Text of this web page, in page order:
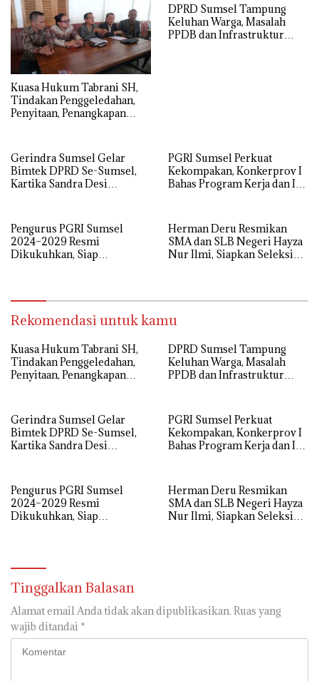
‎Kuasa Hukum Tabrani SH,
Tindakan Penggeledahan,
Penyitaan, Penangkapan
Melalui Mekanisme
Praperadilan
DPRD Sumsel Tampung
Keluhan Warga, Masalah
PPDB dan Infrastruktur
Gerindra Sumsel Gelar
Bimtek DPRD Se-Sumsel,
Kartika Sandra Desi
PGRI Sumsel Perkuat
Kekompakan, Konkerprov I
Bahas Program Kerja dan Isu
Pengurus PGRI Sumsel
2024–2029 Resmi
Dikukuhkan, Siap
Herman Deru Resmikan
SMA dan SLB Negeri Hayza
Nur Ilmi, Siapkan Seleksi
Rekomendasi untuk kamu
‎Kuasa Hukum Tabrani SH,
Tindakan Penggeledahan,
Penyitaan, Penangkapan
Melalui Mekanisme
Praperadilan
DPRD Sumsel Tampung
Keluhan Warga, Masalah
PPDB dan Infrastruktur
Gerindra Sumsel Gelar
Bimtek DPRD Se-Sumsel,
Kartika Sandra Desi
PGRI Sumsel Perkuat
Kekompakan, Konkerprov I
Bahas Program Kerja dan Isu
Pengurus PGRI Sumsel
2024–2029 Resmi
Dikukuhkan, Siap
Herman Deru Resmikan
SMA dan SLB Negeri Hayza
Nur Ilmi, Siapkan Seleksi
Tinggalkan Balasan
Alamat email Anda tidak akan dipublikasikan. Ruas yang
wajib ditandai *